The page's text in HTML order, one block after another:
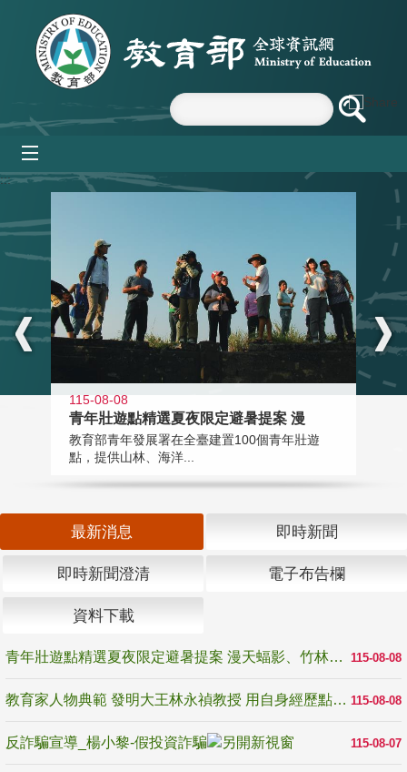
跳到主要內容區塊
:::
115-08-08
青年壯遊點精選夏夜限定避暑提案 漫
教育部青年發展署在全臺建置100個青年壯遊
點，提供山林、海洋...
最新消息 即時新聞
即時新聞澄清 電子布告欄
資料下載
115-08-08
青年壯遊點精選夏夜限定避暑提案 漫天蝠影、竹林尋蛙、茶香夜觀 邀青年暮色出發
115-08-08
教育家人物典範 發明大王林永禎教授 用自身經歷點亮學生的路
115-08-07
反詐騙宣導_楊小黎-假投資詐騙